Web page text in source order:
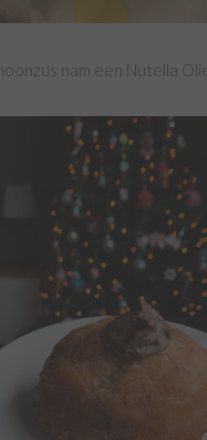
nam een Nutella